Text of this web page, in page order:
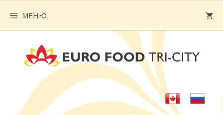
содержимому
МЕНЮ